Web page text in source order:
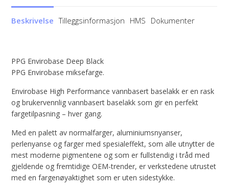
Beskrivelse Tilleggsinformasjon HMS Dokumenter
PPG Envirobase Deep Black
PPG Envirobase miksefarge.
Envirobase High Performance vannbasert baselakk er en rask
og brukervennlig vannbasert baselakk som gir en perfekt
fargetilpasning – hver gang.
Med en palett av normalfarger, aluminiumsnyanser,
perlenyanse og farger med spesialeffekt, som alle utnytter de
mest moderne pigmentene og som er fullstendig i tråd med
gjeldende og fremtidige OEM-trender, er verkstedene utrustet
med en fargenøyaktighet som er uten sidestykke.